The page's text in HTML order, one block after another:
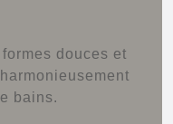
formes douces et
bains.